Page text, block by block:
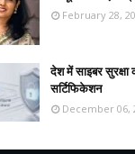
February 28,
देश में साइबर सुरक्षा
सर्टिफिकेशन
December 06,